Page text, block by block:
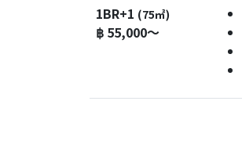
1BR+1 (75㎡)
฿ 55,000～